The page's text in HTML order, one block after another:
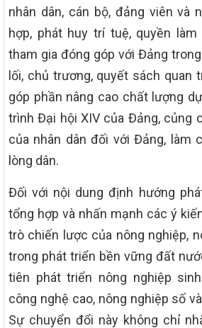
nhân dân, cán bộ, đảng viên và
hợp, phát huy trí tuệ, quyền
tham gia đóng góp với Đảng
lối, chủ trương, quyết sách quan
góp phần nâng cao chất lượng
trình Đại hội XIV của Đảng, củng
của nhân dân đối với Đảng, làm
lòng dân.
Đối với nội dung định hướng
tổng hợp và nhấn mạnh các ý
trò chiến lược của nông nghiệp,
trong phát triển bền vững đất
tiên phát triển nông nghiệp
công nghệ cao, nông nghiệp số
Sự chuyển đổi này không chỉ